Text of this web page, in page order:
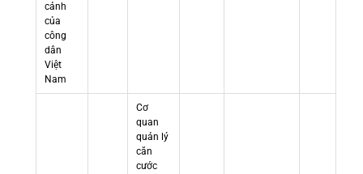
cảnh
của
công
dân
Việt
Nam
Cơ
quan
quản lý
căn
cước